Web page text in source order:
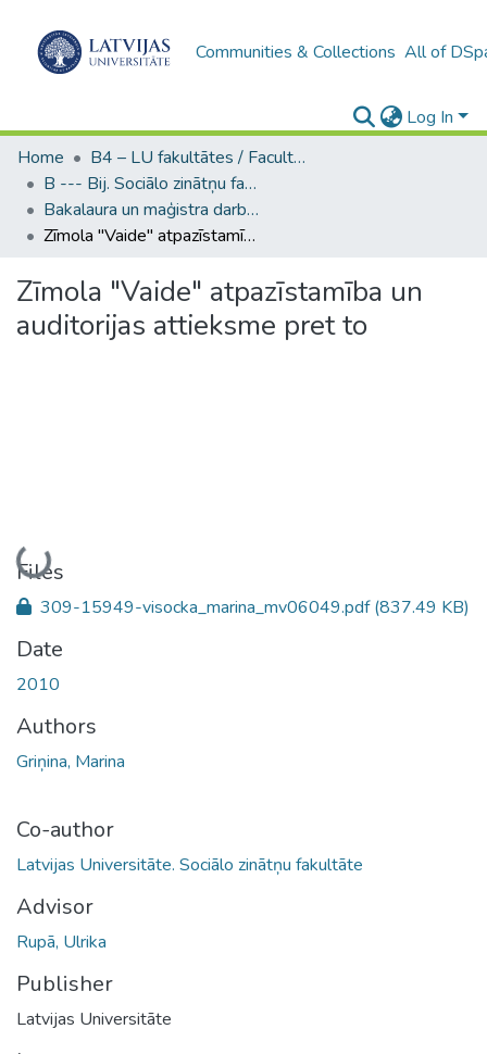
Communities & Collections All of
Log In
Home
B4 – LU fakultātes / Faculties of the UL
B --- Bij. Sociālo zinātņu fakultātes noslēguma darbi / Faculty of Social Sciences - Graduate works
Bakalaura un maģistra darbi (SZF) / Bachelor's and Master's theses
Zīmola "Vaide" atpazīstamība un auditorijas attieksme pret to
Zīmola "Vaide" atpazīstamība un
auditorijas attieksme pret to
Loading...
Files
309-15949-visocka_marina_mv06049.pdf(837.49 KB)
Date
2010
Authors
Griņina, Marina
Co-author
Latvijas Universitāte. Sociālo zinātņu fakultāte
Advisor
Rupā, Ulrika
Publisher
Latvijas Universitāte